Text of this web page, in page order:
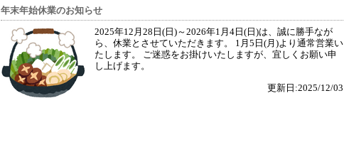
年末年始休業のお知らせ
2025年12月28日(日)～2026年1月4日(日)は、誠に勝手なが
ら、休業とさせていただきます。 1月5日(月)より通常営業い
たします。 ご迷惑をお掛けいたしますが、宜しくお願い申
し上げます。
更新日:2025/12/03